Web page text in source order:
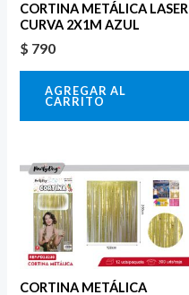
CORTINA METÁLICA LASER
CURVA 2X1M AZUL
$ 790
AGREGAR AL
CARRITO
CORTINA METÁLICA